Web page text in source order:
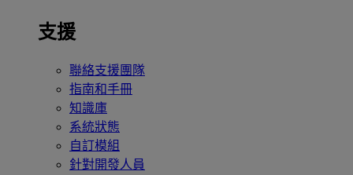
支援
聯絡支援團隊
指南和手冊
知識庫
系統狀態
自訂模組
針對開發人員